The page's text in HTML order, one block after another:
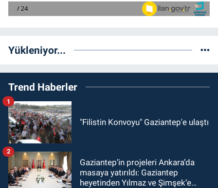
Yükleniyor...
Trend Haberler
"Filistin Konvoyu" Gaziantep'e ulaştı
1
Gaziantep’in projeleri Ankara’da
masaya yatırıldı: Gaziantep
heyetinden Yılmaz ve Şimşek’e
2